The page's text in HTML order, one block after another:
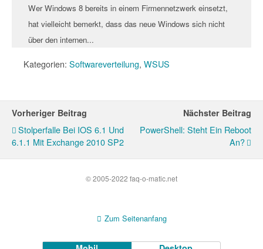
Wer Windows 8 bereits in einem Firmennetzwerk einsetzt,
hat vielleicht bemerkt, dass das neue Windows sich nicht
über den internen...
Kategorien: Softwareverteilung, WSUS
Vorheriger Beitrag
Stolperfalle Bei IOS 6.1 Und
6.1.1 Mit Exchange 2010 SP2
Nächster Beitrag
PowerShell: Steht Ein Reboot
An?
© 2005-2022 faq-o-matic.net
Zum Seitenanfang